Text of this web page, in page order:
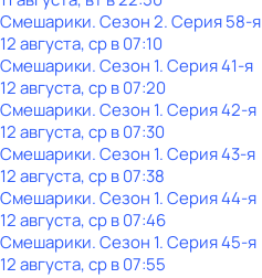
Смешарики. Сезон 2. Серия 58-я
12 августа, ср в 07:10
Смешарики. Сезон 1. Серия 41-я
12 августа, ср в 07:20
Смешарики. Сезон 1. Серия 42-я
12 августа, ср в 07:30
Смешарики. Сезон 1. Серия 43-я
12 августа, ср в 07:38
Смешарики. Сезон 1. Серия 44-я
12 августа, ср в 07:46
Смешарики. Сезон 1. Серия 45-я
12 августа, ср в 07:55